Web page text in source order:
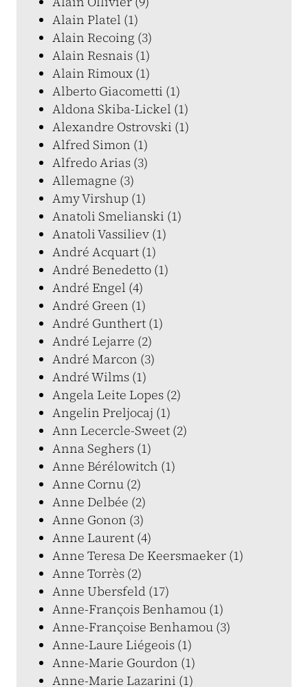
Alain Platel (1)
Alain Recoing (3)
Alain Resnais (1)
Alain Rimoux (1)
Alberto Giacometti (1)
Aldona Skiba-Lickel (1)
Alexandre Ostrovski (1)
Alfred Simon (1)
Alfredo Arias (3)
Allemagne (3)
Amy Virshup (1)
Anatoli Smelianski (1)
Anatoli Vassiliev (1)
André Acquart (1)
André Benedetto (1)
André Engel (4)
André Green (1)
André Gunthert (1)
André Lejarre (2)
André Marcon (3)
André Wilms (1)
Angela Leite Lopes (2)
Angelin Preljocaj (1)
Ann Lecercle-Sweet (2)
Anna Seghers (1)
Anne Bérélowitch (1)
Anne Cornu (2)
Anne Delbée (2)
Anne Gonon (3)
Anne Laurent (4)
Anne Teresa De Keersmaeker (1)
Anne Torrès (2)
Anne Ubersfeld (17)
Anne-François Benhamou (1)
Anne-Françoise Benhamou (3)
Anne-Laure Liégeois (1)
Anne-Marie Gourdon (1)
Anne-Marie Lazarini (1)